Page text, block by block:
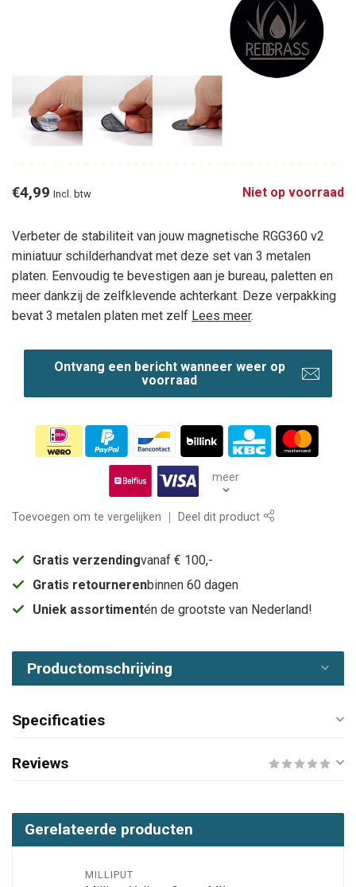
€4,99 Incl. btw Niet op voorraad
Verbeter de stabiliteit van jouw magnetische RGG360 v2
miniatuur schilderhandvat met deze set van 3 metalen
platen. Eenvoudig te bevestigen aan je bureau, paletten en
meer dankzij de zelfklevende achterkant. Deze verpakking
bevat 3 metalen platen met zelf Lees meer.
Ontvang een bericht wanneer weer op
voorraad
meer
Toevoegen om te vergelijken Deel dit product
Gratis verzendingvanaf € 100,-
Gratis retournerenbinnen 60 dagen
Uniek assortimentén de grootste van Nederland!
Productomschrijving
Specificaties
Reviews
Gerelateerde producten
MILLIPUT